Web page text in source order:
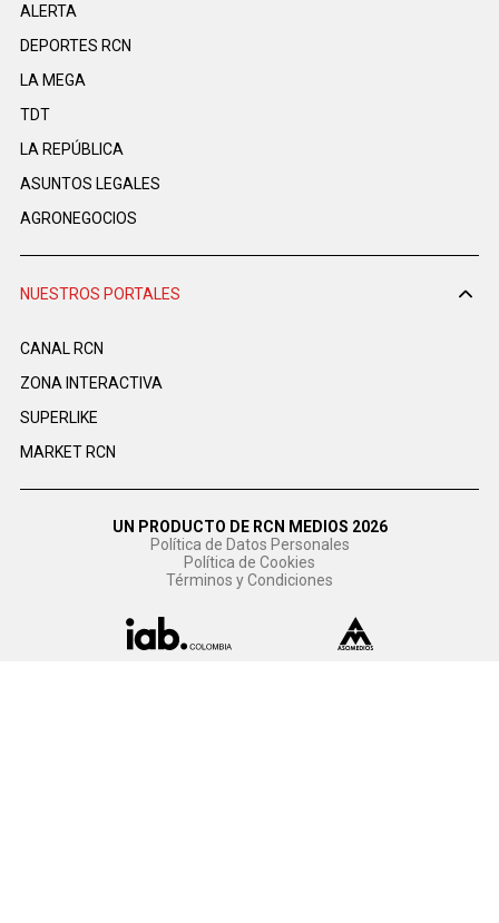
ALERTA
DEPORTES RCN
LA MEGA
TDT
LA REPÚBLICA
ASUNTOS LEGALES
AGRONEGOCIOS
NUESTROS PORTALES
CANAL RCN
ZONA INTERACTIVA
SUPERLIKE
MARKET RCN
UN PRODUCTO DE RCN MEDIOS 2026
Política de Datos Personales
Política de Cookies
Términos y Condiciones